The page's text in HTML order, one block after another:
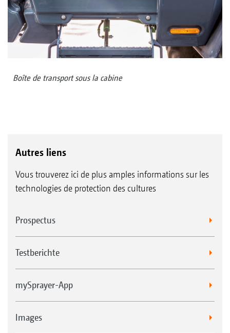
Boîte de transport sous la cabine
Autres liens
Vous trouverez ici de plus amples informations sur les
technologies de protection des cultures
Prospectus
Testberichte
mySprayer-App
Images